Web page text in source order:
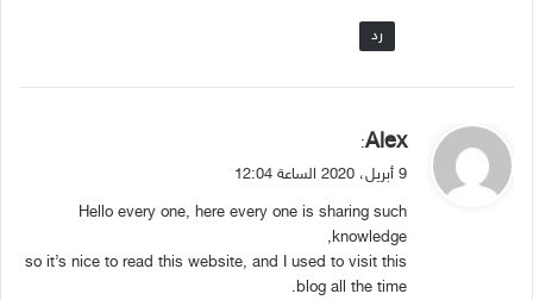
رد
ي
ق
ل
Alex
:
9 أبريل، 2020 الساعة 12:04
Hello every one, here every one is sharing such
knowledge,
so it’s nice to read this website, and I used to visit this
blog all the time.